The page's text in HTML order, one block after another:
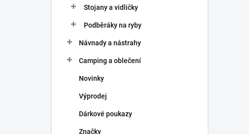
Stojany a vidličky
Podběráky na ryby
Návnady a nástrahy
Camping a oblečení
Novinky
Výprodej
Dárkové poukazy
Značky